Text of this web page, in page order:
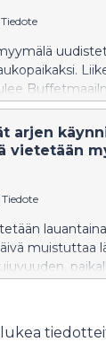
Tiedote
uudistaminen
Sähköautoja
arjen
vietetään
Tiedote
muistuttaa